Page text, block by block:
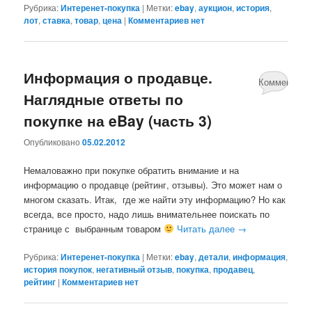
Рубрика:Интеренет-покупка | Метки:ebay,аукцион,история,
лот,ставка,товар,цена |Комментариев нет
Информация о продавце.
Наглядные ответы по
покупке на eBay (часть 3)
Опубликовано05.02.2012
Немаловажно при покупке обратить внимание и на
информацию о продавце (рейтинг, отзывы). Это может нам о
многом сказать. Итак, где же найти эту информацию? Но как
всегда, все просто, надо лишь внимательнее поискать по
странице с выбранным товаром
Читать далее →
Рубрика:Интеренет-покупка | Метки:ebay,детали,информация,
история покупок,негативный отзыв,покупка,продавец,
рейтинг |Комментариев нет